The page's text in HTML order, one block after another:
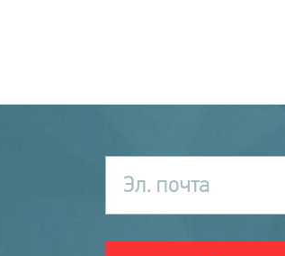
Эл. почта